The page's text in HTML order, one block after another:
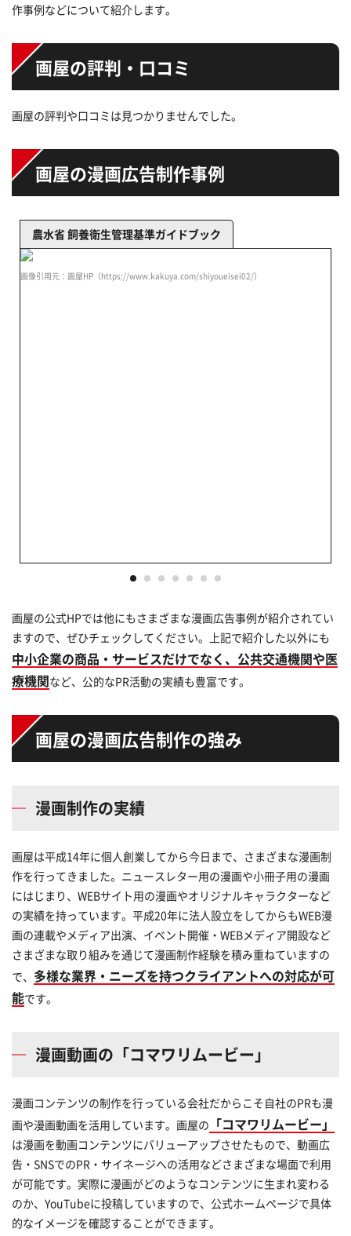
作事例などについて紹介します。
画屋の評判・口コミ
画屋の評判や口コミは見つかりませんでした。
画屋の漫画広告制作事例
農水省 飼養衛生管理基準ガイドブック
画像引用元：画屋HP（https://www.kakuya.com/shiyoueisei02/）
画屋の公式HPでは他にもさまざまな漫画広告事例が紹介されてい
ますので、ぜひチェックしてください。上記で紹介した以外にも
中小企業の商品・サービスだけでなく、公共交通機関や医
療機関など、公的なPR活動の実績も豊富です。
画屋の漫画広告制作の強み
漫画制作の実績
画屋は平成14年に個人創業してから今日まで、さまざまな漫画制
作を行ってきました。ニュースレター用の漫画や小冊子用の漫画
にはじまり、WEBサイト用の漫画やオリジナルキャラクターなど
の実績を持っています。平成20年に法人設立をしてからもWEB漫
画の連載やメディア出演、イベント開催・WEBメディア開設など
さまざまな取り組みを通じて漫画制作経験を積み重ねていますの
で、 多様な業界・ニーズを持つクライアントへの対応が可
能です。
漫画動画の「コマワリムービー」
漫画コンテンツの制作を行っている会社だからこそ自社のPRも漫
画や漫画動画を活用しています。画屋の 「コマワリムービー」
は漫画を動画コンテンツにバリューアップさせたもので、動画広
告・SNSでのPR・サイネージへの活用などさまざまな場面で利用
が可能です。実際に漫画がどのようなコンテンツに生まれ変わる
のか、YouTubeに投稿していますので、公式ホームページで具体
的なイメージを確認することができます。